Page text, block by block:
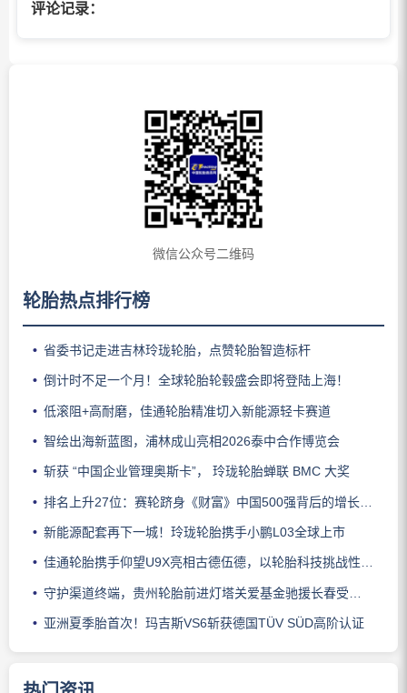
评论记录：
微信公众号二维码
轮胎热点排行榜
省委书记走进吉林玲珑轮胎，点赞轮胎智造标杆
倒计时不足一个月！全球轮胎轮毂盛会即将登陆上海！
低滚阻+高耐磨，佳通轮胎精准切入新能源轻卡赛道
智绘出海新蓝图，浦林成山亮相2026泰中合作博览会
斩获 “中国企业管理奥斯卡”， 玲珑轮胎蝉联 BMC 大奖
排名上升27位：赛轮跻身《财富》中国500强背后的增长逻辑
新能源配套再下一城！玲珑轮胎携手小鹏L03全球上市
佳通轮胎携手仰望U9X亮相古德伍德，以轮胎科技挑战性能边界
守护渠道终端，贵州轮胎前进灯塔关爱基金驰援长春受灾门店
亚洲夏季胎首次！玛吉斯VS6斩获德国TÜV SÜD高阶认证